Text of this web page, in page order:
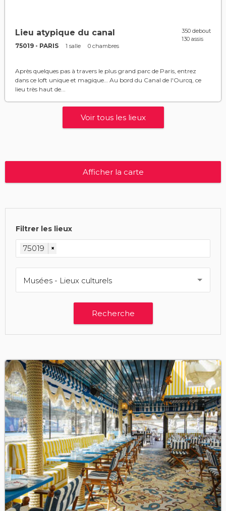
Lieu atypique du canal
75019 - PARIS 1 salle 0 chambres
350 debout
130 assis
Après quelques pas à travers le plus grand parc de Paris, entrez
dans ce loft unique et magique… Au bord du Canal de l'Ourcq, ce
lieu très haut de...
Voir tous les lieux
Afficher la carte
Filtrer les lieux
75019 ×
Musées - Lieux culturels